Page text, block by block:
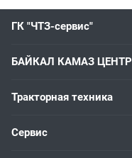
ГК "ЧТЗ-сервис"
БАЙКАЛ КАМАЗ ЦЕНТР
Тракторная техника
Сервис